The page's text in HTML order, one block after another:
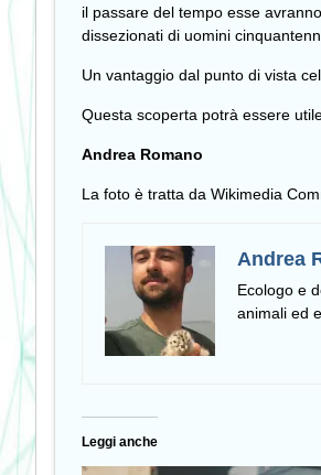
il passare del tempo esse
dissezionati di uomini
Un vantaggio dal punto di vista
Questa scoperta potrà essere
Andrea Romano
La foto è tratta da Wikimedia
Andrea
Ecologo e
animali ed
Leggi anche